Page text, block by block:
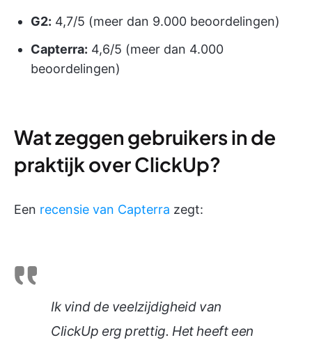
G2: 4,7/5 (meer dan 9.000 beoordelingen)
Capterra: 4,6/5 (meer dan 4.000
beoordelingen)
Wat zeggen gebruikers in de
praktijk over ClickUp?
Een recensie van Capterra zegt:
Ik vind de veelzijdigheid van
ClickUp erg prettig. Het heeft een